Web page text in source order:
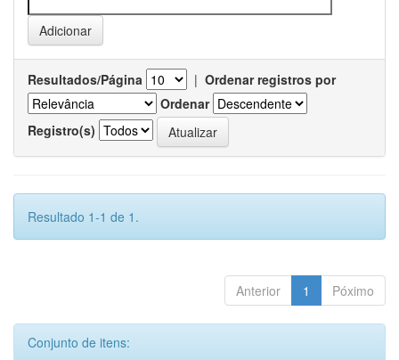
Resultados/Página | Ordenar registros por
Ordenar
Registro(s)
Resultado 1-1 de 1.
Anterior 1 Póximo
Conjunto de itens: